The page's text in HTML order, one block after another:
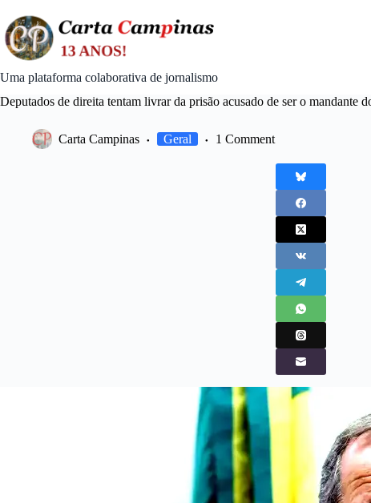
content
Uma plataforma colaborativa de jornalismo
Deputados de direita tentam livrar da prisão acusado de ser o mandante
Carta Campinas Geral 1 Comment